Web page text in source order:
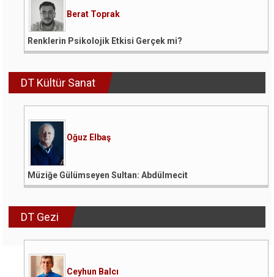
Berat Toprak
Renklerin Psikolojik Etkisi Gerçek mi?
DT Kültür Sanat
Oğuz Elbaş
Müziğe Gülümseyen Sultan: Abdülmecit
DT Gezi
Ceyhun Balcı